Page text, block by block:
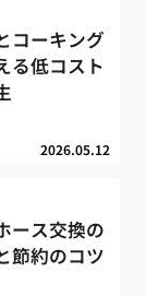
コーキング
る低コスト
2026.05.12
ース交換の
節約のコツ